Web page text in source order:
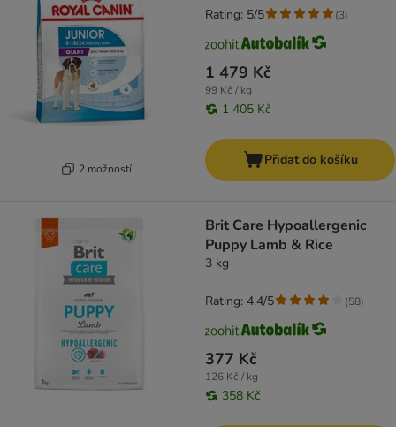
2 možností
1 479 Kč
99 Kč / kg
1 405 Kč
Rating: 5/5 (3)
Přidat do košíku
Brit Care Hypoallergenic
Puppy Lamb & Rice
3 kg
377 Kč
126 Kč / kg
358 Kč
Rating: 4.4/5 (58)